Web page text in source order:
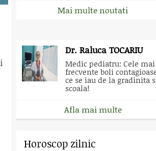
Mai multe noutati
Dr. Raluca TOCARIU
Medic pediatru: Cele mai
frecvente boli
ce se iau de la gradinita
scoala!
Afla mai multe
Horoscop zilnic